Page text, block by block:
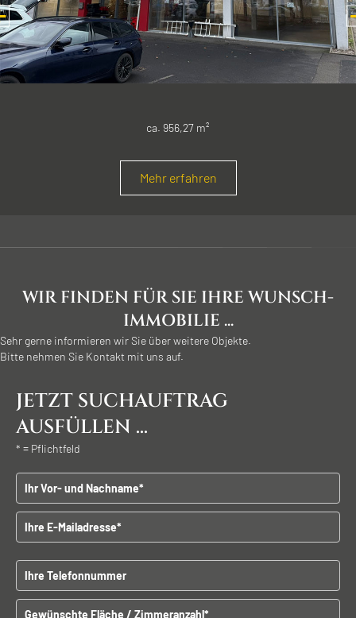
ca. 956,27 m²
Mehr erfahren
WIR FINDEN FÜR SIE IHRE WUNSCH-
IMMOBILIE ...
Sehr gerne informieren wir Sie über weitere Objekte.
Bitte nehmen Sie Kontakt mit uns auf.
JETZT SUCHAUFTRAG
AUSFÜLLEN ...
* = Pflichtfeld
Vor - und Nachname
E-Mailadresse
B
t
Telefonnummer
Gewünschte Fläche / Zimmeranzahl